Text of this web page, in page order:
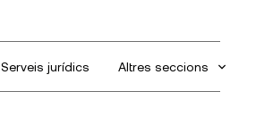
Serveis jurídics Altres seccions